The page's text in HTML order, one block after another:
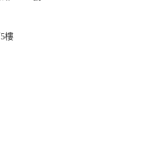
樓